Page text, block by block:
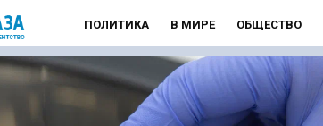
ПОЛИТИКА В МИРЕ ОБЩЕСТВО